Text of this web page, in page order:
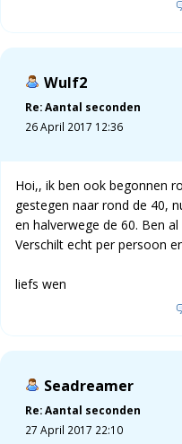
Wulf2
Re: Aantal seconden
26 April 2017 12:36
Hoi,, ik ben ook begonnen
gestegen naar rond de 40,
en halverwege de 60. Ben
Verschilt echt per persoon
liefs wen
Seadreamer
Re: Aantal seconden
27 April 2017 22:10